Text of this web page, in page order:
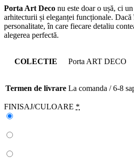
Porta Art Deco nu este doar o ușă, ci
arhitecturii și eleganței funcționale.
personalitate, în care fiecare detaliu
alegerea perfectă.
COLECTIE Porta ART DECO
Termen de livrare La comanda / 6-8
FINISAJ/CULOARE *